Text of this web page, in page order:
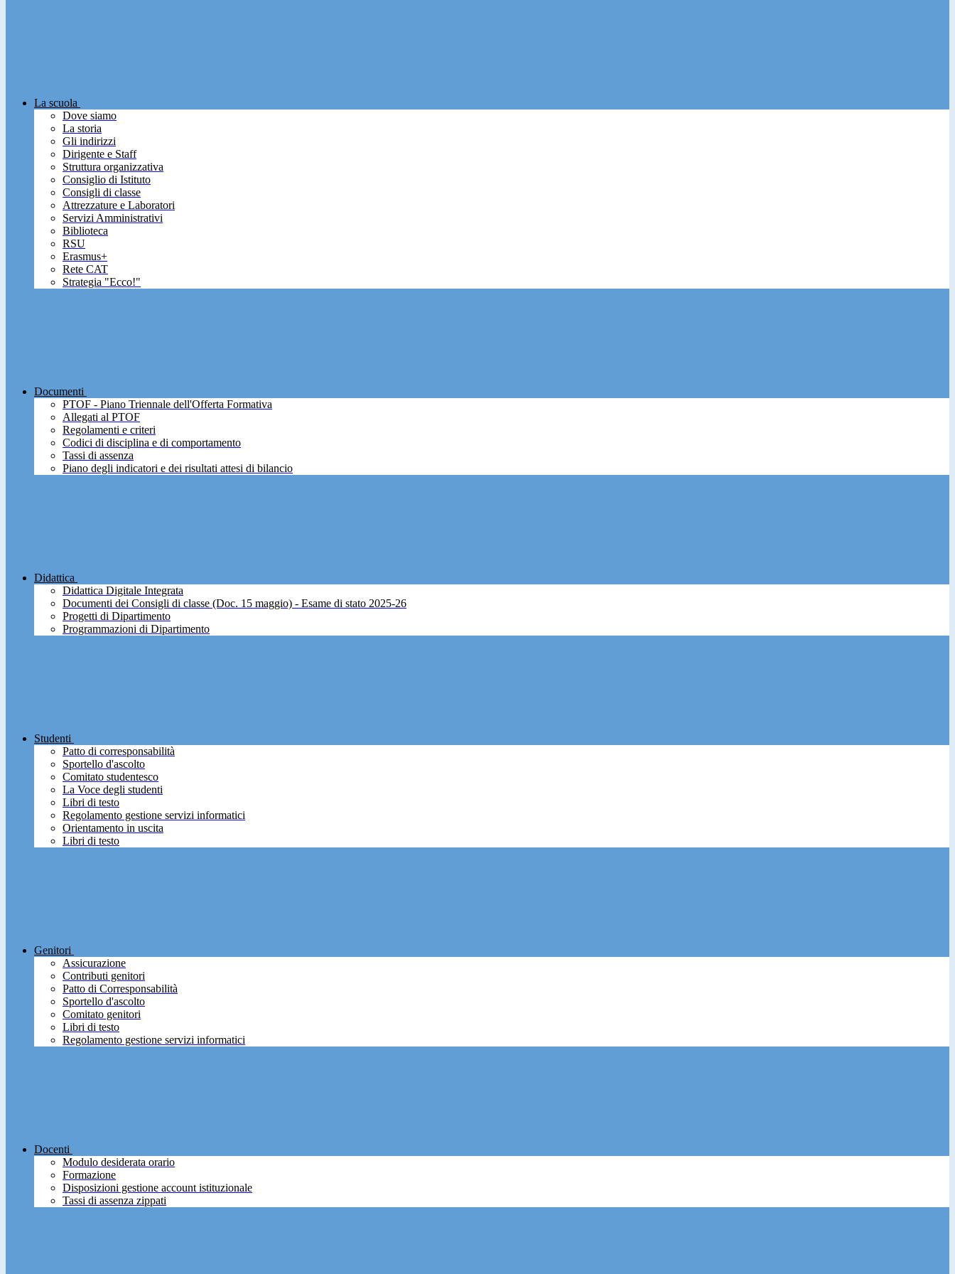
La scuola
Dove siamo
La storia
Gli indirizzi
Dirigente e Staff
Struttura organizzativa
Consiglio di Istituto
Consigli di classe
Attrezzature e Laboratori
Servizi Amministrativi
Biblioteca
RSU
Erasmus+
Rete CAT
Strategia "Ecco!"
Documenti
PTOF - Piano Triennale dell'Offerta Formativa
Allegati al PTOF
Regolamenti e criteri
Codici di disciplina e di comportamento
Tassi di assenza
Piano degli indicatori e dei risultati attesi di bilancio
Didattica
Didattica Digitale Integrata
Documenti dei Consigli di classe (Doc. 15 maggio) - Esame di stato 2025-26
Progetti di Dipartimento
Programmazioni di Dipartimento
Studenti
Patto di corresponsabilità
Sportello d'ascolto
Comitato studentesco
La Voce degli studenti
Libri di testo
Regolamento gestione servizi informatici
Orientamento in uscita
Libri di testo
Genitori
Assicurazione
Contributi genitori
Patto di Corresponsabilità
Sportello d'ascolto
Comitato genitori
Libri di testo
Regolamento gestione servizi informatici
Docenti
Modulo desiderata orario
Formazione
Disposizioni gestione account istituzionale
Tassi di assenza zippati